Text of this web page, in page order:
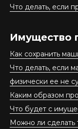
Что делать, если
Имущество
Как сохранить
Что делать, если
физически ее не
Каким образом
Что будет с
Можно ли сделать